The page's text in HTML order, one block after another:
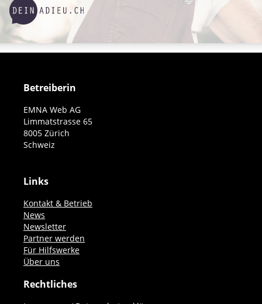
Betreiberin
EMNA Web AG
Limmatstrasse 65
8005 Zürich
Schweiz
Links
Kontakt & Betrieb
News
Newsletter
Partner werden
Für Hilfswerke
Über uns
Rechtliches